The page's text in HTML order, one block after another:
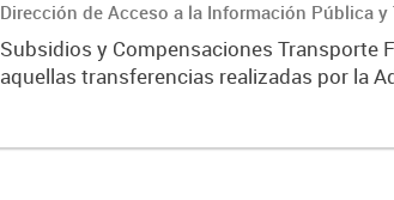
Dirección de Acceso a la Información Pública y
Subsidios y Compensaciones Transporte
aquellas transferencias realizadas por la